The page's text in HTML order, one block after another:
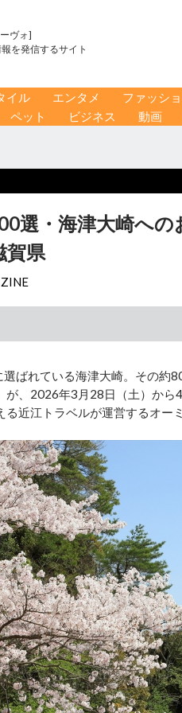
ヴォ]
を発信するサイト
イル エンタメ ファッシ
ペット ビジネス 動画
選・海津大崎へ
賀県
選ばれている海津大崎。その
が、2026年3月28日（土）か
る近江トラベルが運営するオ